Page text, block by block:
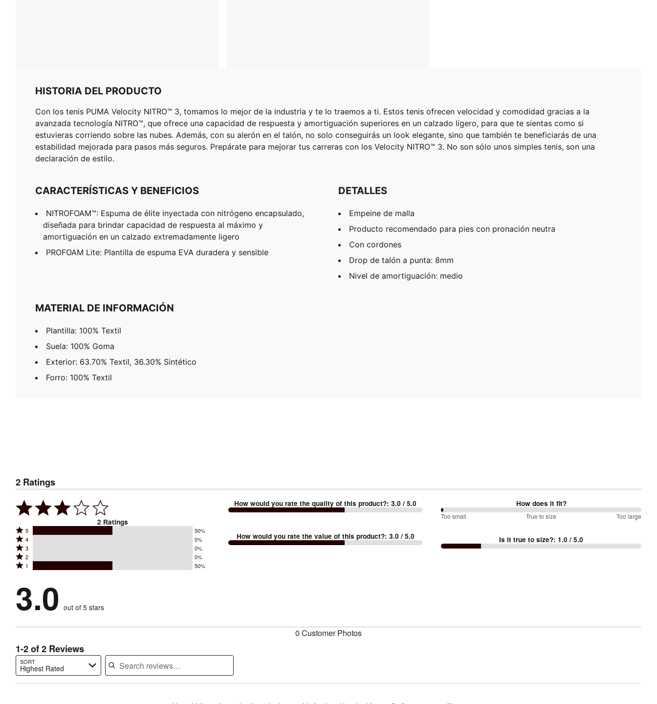
HISTORIA DEL PRODUCTO
Con los tenis PUMA Velocity NITRO™ 3, tomamos lo mejor de la industria y te lo traemos a ti. Estos tenis ofrecen velocidad y comodidad gracias a la
avanzada tecnología NITRO™, que ofrece una capacidad de respuesta y amortiguación superiores en un calzado ligero, para que te sientas como si
estuvieras corriendo sobre las nubes. Además, con su alerón en el talón, no solo conseguirás un look elegante, sino que también te beneficiarás de una
estabilidad mejorada para pasos más seguros. Prepárate para mejorar tus carreras con los Velocity NITRO™ 3. No son sólo unos simples tenis, son una
declaración de estilo.
CARACTERÍSTICAS Y BENEFICIOS
NITROFOAM™: Espuma de élite inyectada con nitrógeno encapsulado,
diseñada para brindar capacidad de respuesta al máximo y
amortiguación en un calzado extremadamente ligero
PROFOAM Lite: Plantilla de espuma EVA duradera y sensible
DETALLES
Empeine de malla
Producto recomendado para pies con pronación neutra
Con cordones
Drop de talón a punta: 8mm
Nivel de amortiguación: medio
MATERIAL DE INFORMACIÓN
Plantilla: 100% Textil
Suela: 100% Goma
Exterior: 63.70% Textil, 36.30% Sintético
Forro: 100% Textil
2 Ratings
2 Ratings
Rated
5
stars
by
of
reviewers
5 50%
Rated
4
stars
by
of
reviewers
4 0%
Rated
3
stars
0%
of
reviewers
3 0%
Rated
2
by
0%
of
2 0%
Rated
stars
by
50%
reviewers
1 50%
3.0 out of 5 stars
How would you rate the quality of this product?:3.0 / 5.0
How would you rate the value of this product?: 3.0 / 5.0
How does it fit?
0%
Too
Too small True to size Too large
Is it true to size?: 1.0 / 5.0
0 Customer Photos
1-2 of 2 Reviews
SORT
Highest Rated
Search reviews…